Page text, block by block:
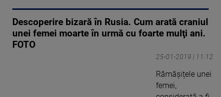
Descoperire bizară în Rusia. Cum arată craniul
unei femei moarte în urmă cu foarte mulţi ani.
FOTO
25-01-2019 | 11:12
Rămășițele unei
femei,